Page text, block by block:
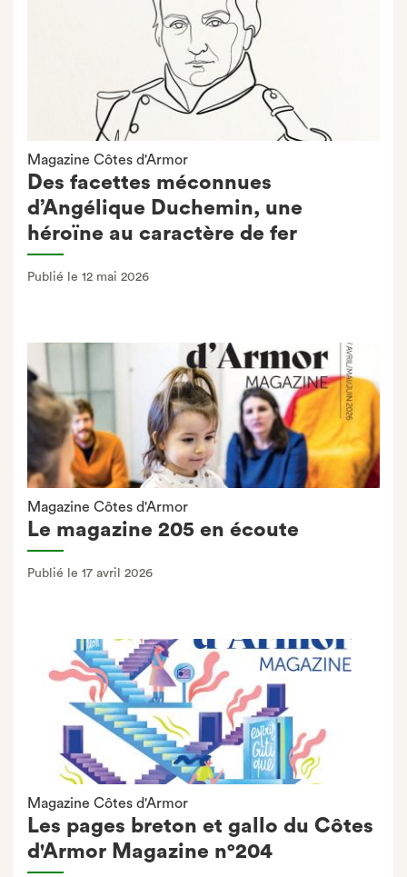
Magazine Côtes d'Armor
Des facettes méconnues
d’Angélique Duchemin, une
héroïne au caractère de fer
Publié le 12 mai 2026
Magazine Côtes d'Armor
Le magazine 205 en écoute
Publié le 17 avril 2026
Magazine Côtes d'Armor
Les pages breton et gallo du Côtes
d'Armor Magazine n°204